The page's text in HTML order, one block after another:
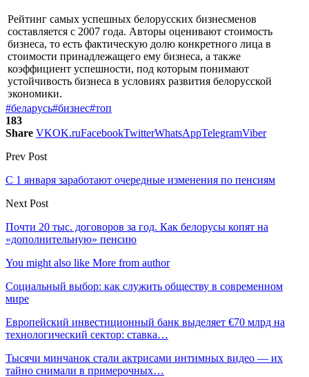
Рейтинг самых успешных белорусских бизнесменов
составляется с 2007 года. Авторы оценивают стоимость
бизнеса, то есть фактическую долю конкретного лица в
стоимости принадлежащего ему бизнеса, а также
коэффициент успешности, под которым понимают
устойчивость бизнеса в условиях развития белорусской
экономики.
#беларусь#бизнес#топ
183
Share VKOK.ruFacebookTwitterWhatsAppTelegramViber
Prev Post
С 1 января заработают очередные изменения по пенсиям
Next Post
Почти 20 тыс. договоров за год. Как белорусы копят на
«дополнительную» пенсию
You might also like More from author
Социальный выбор: как служить обществу в современном
мире
Европейский инвестиционный банк выделяет €70 млрд на
технологический сектор: ставка…
Тысячи минчанок стали актрисами интимных видео — их
тайно снимали в примерочных…